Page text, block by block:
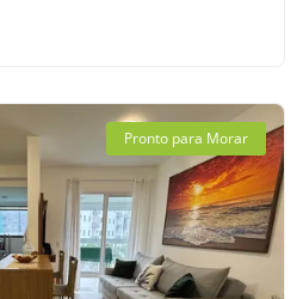
Pronto para Morar